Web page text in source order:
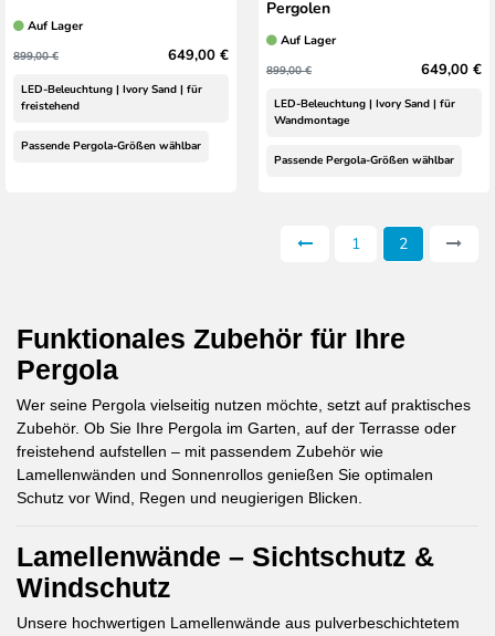
Auf Lager
899,00 € 649,00 €
LED-Beleuchtung | Ivory Sand | für
freistehend
Passende Pergola-Größen wählbar
Pergolen
Auf Lager
899,00 € 649,00 €
LED-Beleuchtung | Ivory Sand | für
Wandmontage
Passende Pergola-Größen wählbar
1 2
Funktionales Zubehör für Ihre
Pergola
Wer seine Pergola vielseitig nutzen möchte, setzt auf praktisches
Zubehör. Ob Sie Ihre Pergola im Garten, auf der Terrasse oder
freistehend aufstellen – mit passendem Zubehör wie
Lamellenwänden und Sonnenrollos genießen Sie optimalen
Schutz vor Wind, Regen und neugierigen Blicken.
Lamellenwände – Sichtschutz &
Windschutz
Unsere hochwertigen Lamellenwände aus pulverbeschichtetem